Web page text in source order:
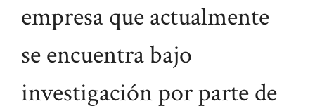
empresa que actualmente
se encuentra bajo
investigación por parte de